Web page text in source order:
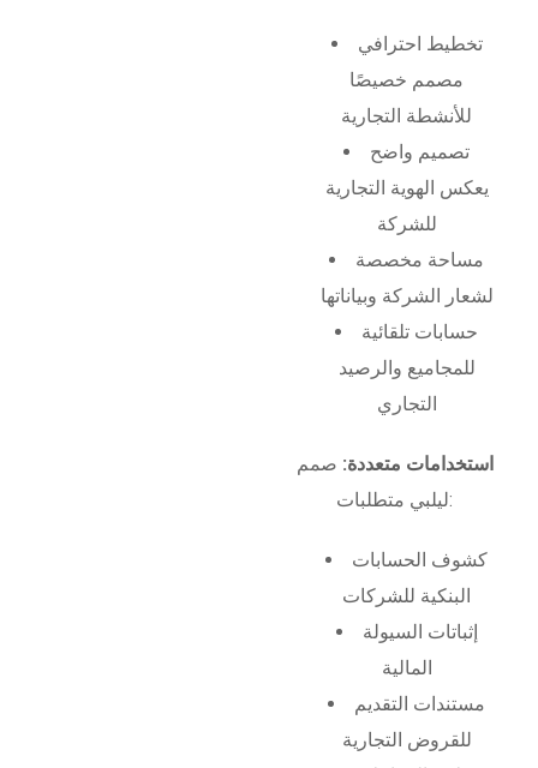
تخطيط احترافي
مصمم خصيصًا
للأنشطة التجارية
تصميم واضح
يعكس الهوية التجارية
للشركة
مساحة مخصصة
لشعار الشركة وبياناتها
حسابات تلقائية
للمجاميع والرصيد
التجاري
استخدامات متعددة: صمم
ليلبي متطلبات:
كشوف الحسابات
البنكية للشركات
إثباتات السيولة
المالية
مستندات التقديم
للقروض التجارية